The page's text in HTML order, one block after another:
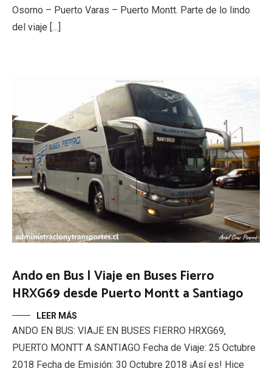
Osorno – Puerto Varas – Puerto Montt. Parte de lo lindo
del viaje […]
Ando en Bus | Viaje en Buses Fierro
HRXG69 desde Puerto Montt a Santiago
LEER MÁS
ANDO EN BUS: VIAJE EN BUSES FIERRO HRXG69,
PUERTO MONTT A SANTIAGO Fecha de Viaje: 25 Octubre
2018 Fecha de Emisión: 30 Octubre 2018 ¡Así es! Hice